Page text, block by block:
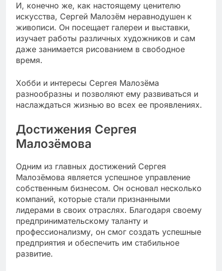
И, конечно же, как настоящему ценителю
искусства, Сергей Малозём неравнодушен к
живописи. Он посещает галереи и выставки,
изучает работы различных художников и сам
даже занимается рисованием в свободное
время.
Хобби и интересы Сергея Малозёма
разнообразны и позволяют ему развиваться и
наслаждаться жизнью во всех ее проявлениях.
Достижения Сергея
Малозёмова
Одним из главных достижений Сергея
Малозёмова является успешное управление
собственным бизнесом. Он основал несколько
компаний, которые стали признанными
лидерами в своих отраслях. Благодаря своему
предпринимательскому таланту и
профессионализму, он смог создать успешные
предприятия и обеспечить им стабильное
развитие.